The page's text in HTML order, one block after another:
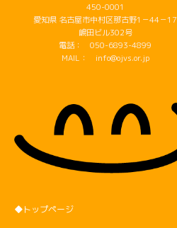
450-0001
愛知県 名古屋市中村区那古野1－44－17
嶋田ビル302号
電話： 050-6893-4899
MAIL： info@ojvs.or.jp
◆トップページ